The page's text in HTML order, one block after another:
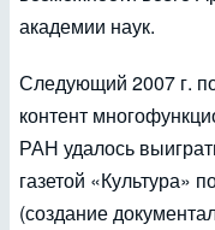
академии наук.
Следующий 2007 г.
контент
РАН удалось
газетой «Культура»
(создание